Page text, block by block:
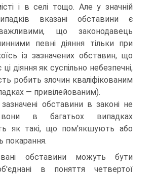
і в селі тощо. Але у значній
вказані обставини є
що законодавець
певні діяння тільки при
із зазначених обставин, що
діяння як суспільно небезпечні,
робить злочин кваліфікованим
— привілейованим).
обставини в законі не
вони в багатьох випадках
як такі, що пом'якшують або
покарання.
обставини можуть бути
в поняття четвертої